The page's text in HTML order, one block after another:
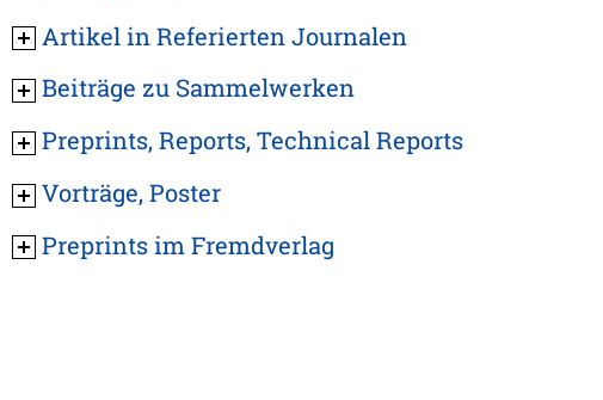
Artikel in Referierten Journalen
Beiträge zu Sammelwerken
Preprints, Reports, Technical Reports
Vorträge, Poster
Preprints im Fremdverlag